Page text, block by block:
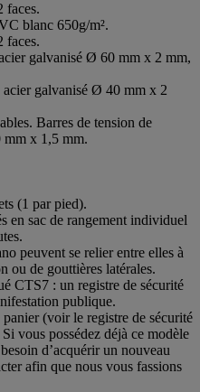
faces.
blanc 650g/m².
faces.
galvanisé Ø 60 mm x 2 mm,
acier galvanisé Ø 40 mm x 2
Barres de tension de
x 1,5 mm.
(1 par pied).
en sac de rangement individuel
peuvent se relier entre elles à
ou de gouttières latérales.
CTS7 : un registre de sécurité
publique.
(voir le registre de sécurité
vous possédez déjà ce modèle
d’acquérir un nouveau
afin que nous vous fassions